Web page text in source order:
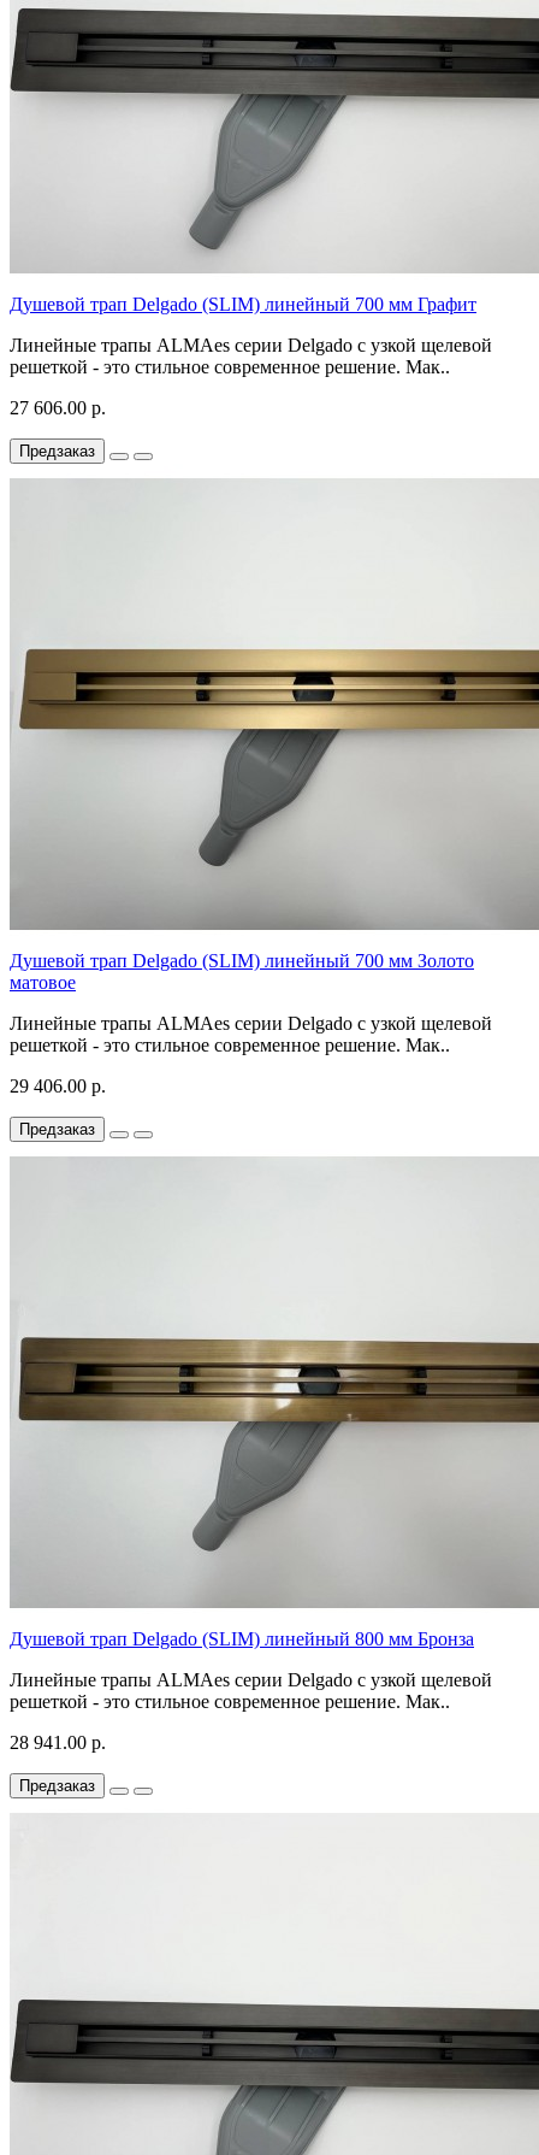
Душевой трап Delgado (SLIM) линейный 700 мм Графит
Линейные трапы ALMAes серии Delgado с узкой щелевой
решеткой - это стильное современное решение. Мак..
27 606.00 р.
Предзаказ
Душевой трап Delgado (SLIM) линейный 700 мм Золото
матовое
Линейные трапы ALMAes серии Delgado с узкой щелевой
решеткой - это стильное современное решение. Мак..
29 406.00 р.
Предзаказ
Душевой трап Delgado (SLIM) линейный 800 мм Бронза
Линейные трапы ALMAes серии Delgado с узкой щелевой
решеткой - это стильное современное решение. Мак..
28 941.00 р.
Предзаказ